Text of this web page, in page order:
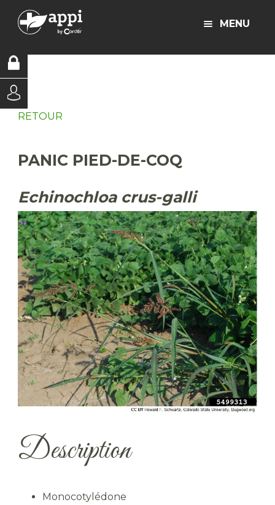
MENU
RETOUR
PANIC PIED-DE-COQ
Echinochloa crus-galli
Description
Monocotylédone